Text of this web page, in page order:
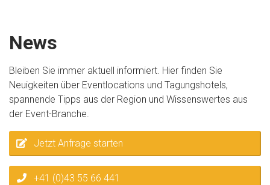
News
Bleiben Sie immer aktuell informiert. Hier finden Sie
Neuigkeiten über Eventlocations und Tagungshotels,
spannende Tipps aus der Region und Wissenswertes aus
der Event-Branche.
Jetzt Anfrage starten
+41 (0)43 55 66 441